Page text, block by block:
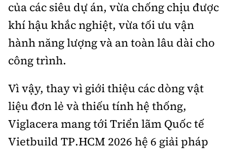
của các siêu dự án, vừa chống chịu được
khí hậu khắc nghiệt, vừa tối ưu vận
hành năng lượng và an toàn lâu dài cho
công trình.
Vì vậy, thay vì giới thiệu các dòng vật
liệu đơn lẻ và thiếu tính hệ thống,
Viglacera mang tới Triển lãm Quốc tế
Vietbuild TP.HCM 2026 hệ 6 giải pháp